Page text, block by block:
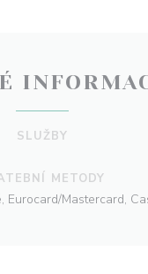
SLUŽBY
METODY
Mastercard,